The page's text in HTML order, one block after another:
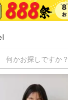
何かお探しですか？